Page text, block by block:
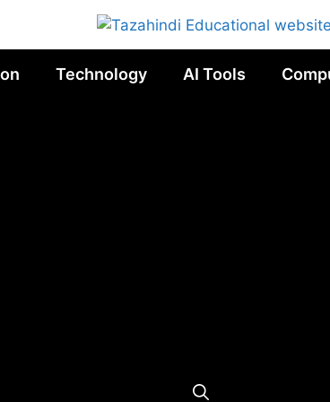
Technology AI Tools